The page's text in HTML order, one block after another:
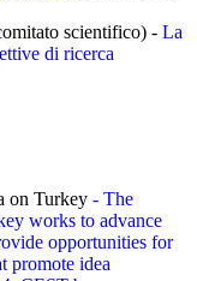
scientifico) - La
di ricerca
on Turkey - The
works to advance
opportunities for
promote idea